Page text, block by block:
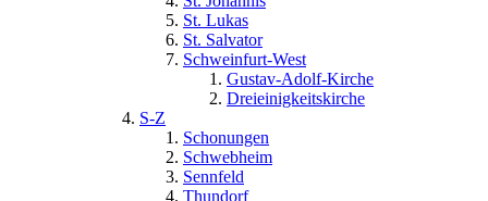
St. Lukas
St. Salvator
Schweinfurt-West
Gustav-Adolf-Kirche
Dreieinigkeitskirche
S-Z
Schonungen
Schwebheim
Sennfeld
Thundorf